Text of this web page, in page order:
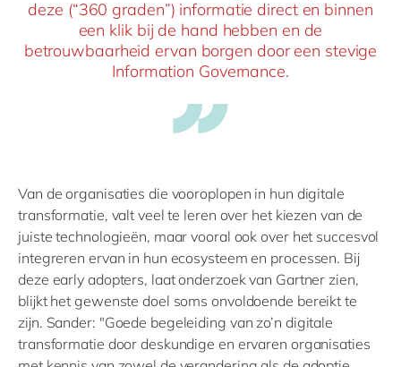
deze (“360 graden”) informatie direct en binnen
een klik bij de hand hebben en de
betrouwbaarheid ervan borgen door een stevige
Information Governance.
Van de organisaties die vooroplopen in hun digitale
transformatie, valt veel te leren over het kiezen van de
juiste technologieën, maar vooral ook over het succesvol
integreren ervan in hun ecosysteem en processen. Bij
deze early adopters, laat onderzoek van Gartner zien,
blijkt het gewenste doel soms onvoldoende bereikt te
zijn. Sander: "Goede begeleiding van zo’n digitale
transformatie door deskundige en ervaren organisaties